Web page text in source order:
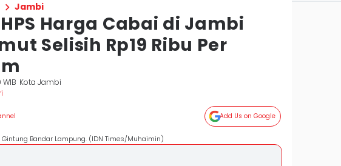
Jambi
Harga Cabai di Jambi
Selisih Rp19 Ribu Per
Kota Jambi
Add Us on Google
Bandar Lampung. (IDN Times/Muhaimin)